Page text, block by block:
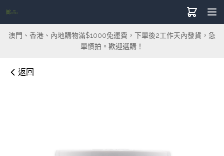
澳門、香港、內地購物滿$1000免運費，下單後2工作天內發貨，急
單慎拍。歡迎選購！
返回